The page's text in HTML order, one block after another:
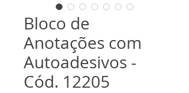
Bloco de
Anotações com
Autoadesivos -
Cód. 12205